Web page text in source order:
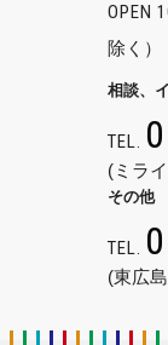
OPEN
除く）
相談、
TEL.
(ミラ
その他
TEL.
(東広